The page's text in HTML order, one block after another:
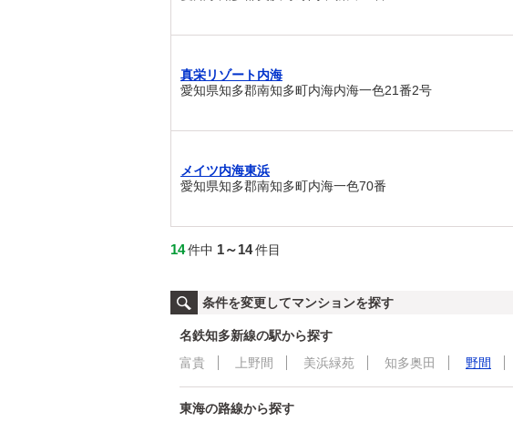
真栄リゾート内海
愛知県知多郡南知多町内海内海一色21番2号
メイツ内海東浜
愛知県知多郡南知多町内海一色70番
14件中 1～14件目
条件を変更してマンションを探す
名鉄知多新線の駅から探す
富貴
上野間 美浜緑苑 知多奥田 野間
東海の路線から探す